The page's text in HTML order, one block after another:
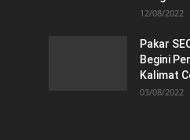
12/08/2022
Pakar
Begini
Kalimat
03/08/2022